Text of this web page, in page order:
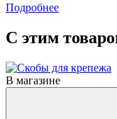
Подробнее
С этим
В магазине